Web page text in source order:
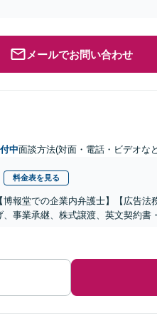
メールでお問い合わせ
中面談方法(対面・電話・ビデオな
料金表を見る
報堂での企業内弁護士】【広告
事業承継、株式譲渡、英文契約書